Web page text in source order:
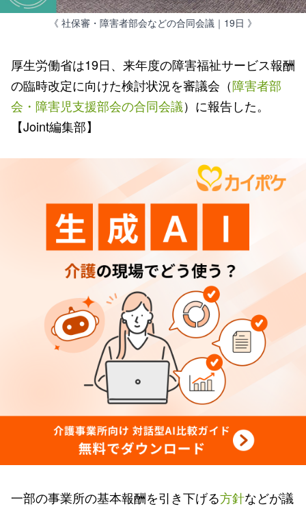
《 社保審・障害者部会などの合同会議｜19日 》
厚生労働省は19日、来年度の障害福祉サービス報酬
の臨時改定に向けた検討状況を審議会（障害者部
会・障害児支援部会の合同会議）に報告した。
【Joint編集部】
一部の事業所の基本報酬を引き下げる方針などが議